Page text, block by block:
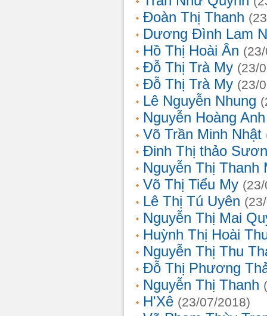
Đoàn Thị Thanh
Dương Đình Lam
Hồ Thị Hoài Ân
Đỗ Thị Trà My (23/
Đỗ Thị Trà My (23/
Lê Nguyễn Nhung
Nguyễn Hoàng Anh
Võ Trần Minh Nhật
Đinh Thị thảo
Nguyễn Thị Thanh
Võ Thị Tiểu My
Lê Thị Tú Uyên
Nguyễn Thị Mai
Huỳnh Thị Hoài
Nguyễn Thị Thu
Đỗ Thị Phương
Nguyễn Thị Thanh
H'Xê (23/07/2018)